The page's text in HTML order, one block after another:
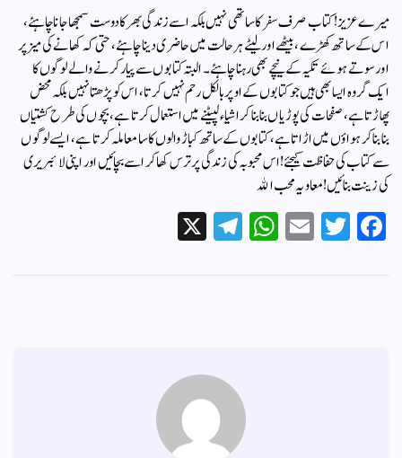
میرے عزیز! کتاب صرف سفر کا ساتھی نہیں بلکہ اسے زندگی بھر کا دوست سمجھا جانا چاہئے،
اس کے ساتھ کھڑے، بیٹھے اور لیٹے ہر حالت میں حاضری دینا چاہئے، حتی کہ کھانے کی میز پر
اور سوتے ہوئے تکیہ کے نیچے بھی رہنا چاہئے۔البتہ کتابوں سے پیار کرنے والے لوگوں کا
ایک گروہ ایسا بھی ہیں جو کتابوں کے اوپر بالکل رحم نہیں کرتا، اس کو پڑھتا نہیں بلکہ محض
پھاڑتا ہے، صفحات کی پوڑیاں بنا بنا کر اشیاء لپیٹنے میں استعمال کرتا ہے، بچوں کی طرح کشتیاں
بنا بنا کر ہواؤں میں اڑاتا ہے، کتابوں کے ساتھ کباڑ والوں کا سا معاملہ کرتا ہے، ایسے لوگوں
سے کتاب کی حفاظت کیجئے! اس محبوبہ کی زندگی پر ترس کھاکر اسے بچائیں اور اپنی لائبریری
کی زینت بنائیں!معاویہ محب الله
Fa
ce
T
wi
E
m
W
ha
Te
le